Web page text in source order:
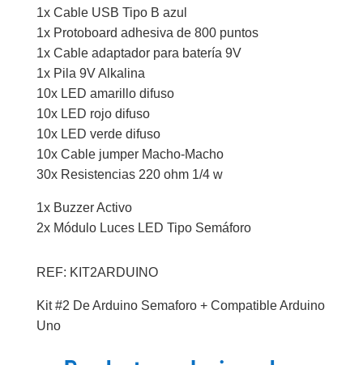
1x Cable USB Tipo B azul
1x Protoboard adhesiva de 800 puntos
1x Cable adaptador para batería 9V
1x Pila 9V Alkalina
10x LED amarillo difuso
10x LED rojo difuso
10x LED verde difuso
10x Cable jumper Macho-Macho
30x Resistencias 220 ohm 1/4 w
1x Buzzer Activo
2x Módulo Luces LED Tipo Semáforo
REF: KIT2ARDUINO
Kit #2 De Arduino Semaforo + Compatible Arduino
Uno